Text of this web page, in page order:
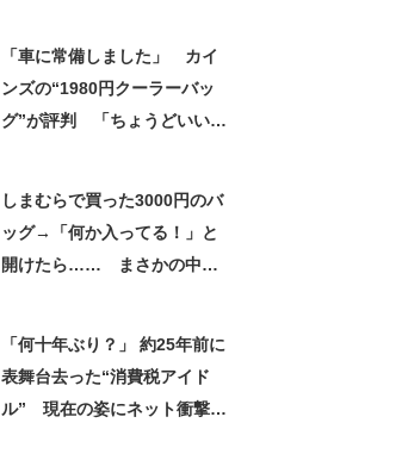
「車に常備しました」 カイ
ンズの“1980円クーラーバッ
グ”が評判 「ちょうどいい大
しまむらで買った3000円のバ
ッグ→「何か入ってる！」と
開けたら…… まさかの中身
「何十年ぶり？」 約25年前に
表舞台去った“消費税アイド
ル” 現在の姿にネット衝撃